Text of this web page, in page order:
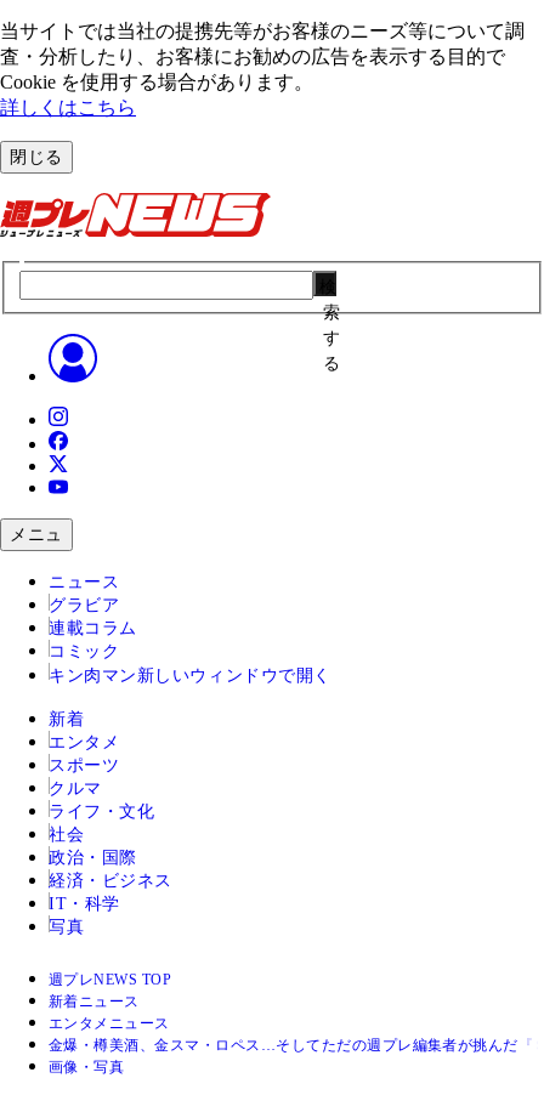
当サイトでは当社の提携先等がお客様のニーズ等について調
査・分析したり、お客様にお勧めの広告を表⽰する⽬的で
Cookie を使⽤する場合があります。
詳しくはこちら
閉じる
索
す
る
メニュ
ニュース
グラビア
連載コラム
コミック
キン肉マン 新しいウィンドウで開く
新着
エンタメ
スポーツ
クルマ
ライフ・文化
社会
政治・国際
経済・ビジネス
IT・科学
写真
週プレNEWS TOP
新着ニュース
エンタメニュース
金爆・樽美酒、金スマ・ロペス…そしてただの週プレ編集者が挑んだ『
画像・写真